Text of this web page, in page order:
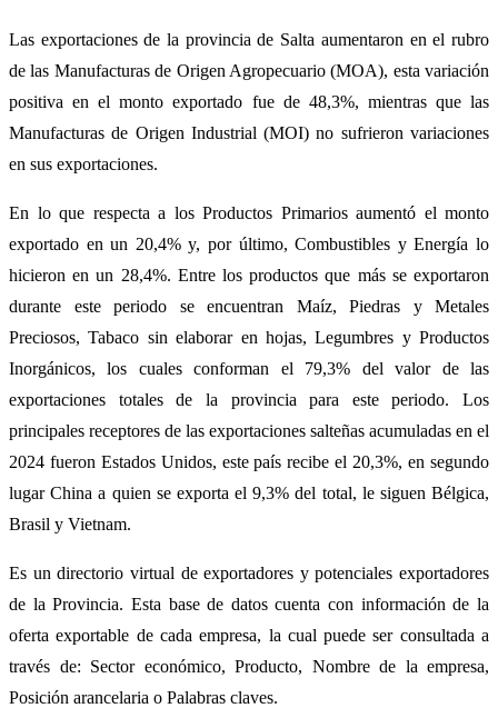
Las exportaciones de la provincia de Salta aumentaron en el rubro
de las Manufacturas de Origen Agropecuario (MOA), esta variación
positiva en el monto exportado fue de 48,3%, mientras que las
Manufacturas de Origen Industrial (MOI) no sufrieron variaciones
en sus exportaciones.
En lo que respecta a los Productos Primarios aumentó el monto
exportado en un 20,4% y, por último, Combustibles y Energía lo
hicieron en un 28,4%. Entre los productos que más se exportaron
durante este periodo se encuentran Maíz, Piedras y Metales
Preciosos, Tabaco sin elaborar en hojas, Legumbres y Productos
Inorgánicos, los cuales conforman el 79,3% del valor de las
exportaciones totales de la provincia para este periodo. Los
principales receptores de las exportaciones salteñas acumuladas en el
2024 fueron Estados Unidos, este país recibe el 20,3%, en segundo
lugar China a quien se exporta el 9,3% del total, le siguen Bélgica,
Brasil y Vietnam.
Es un directorio virtual de exportadores y potenciales exportadores
de la Provincia. Esta base de datos cuenta con información de la
oferta exportable de cada empresa, la cual puede ser consultada a
través de: Sector económico, Producto, Nombre de la empresa,
Posición arancelaria o Palabras claves.